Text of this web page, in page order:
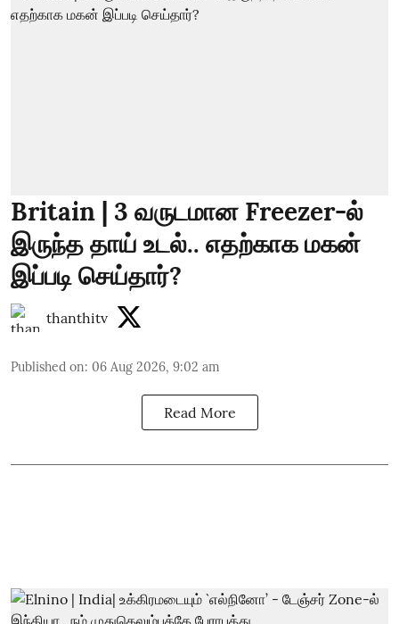
Britain | 3 வருடமான Freezer-ல்
இருந்த தாய் உடல்.. எதற்காக மகன்
இப்படி செய்தார்?
thanthitv
Published on: 06 Aug 2026, 9:02 am
Read More